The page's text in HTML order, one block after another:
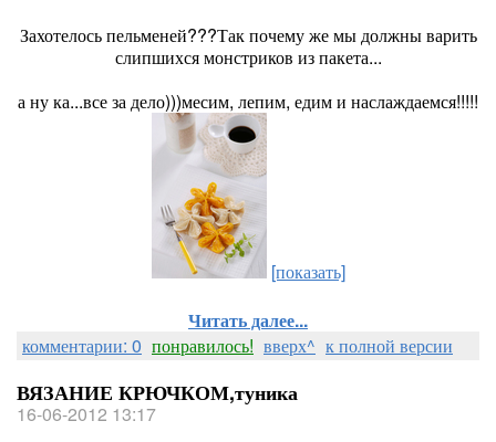
Захотелось пельменей???Так почему же мы должны варить
слипшихся монстриков из пакета...
а ну ка...все за дело)))месим, лепим, едим и наслаждаемся!!!!!
[показать]
Читать далее...
комментарии: 0 понравилось! вверх^ к полной версии
ВЯЗАНИЕ КРЮЧКОМ,туника
16-06-2012 13:17